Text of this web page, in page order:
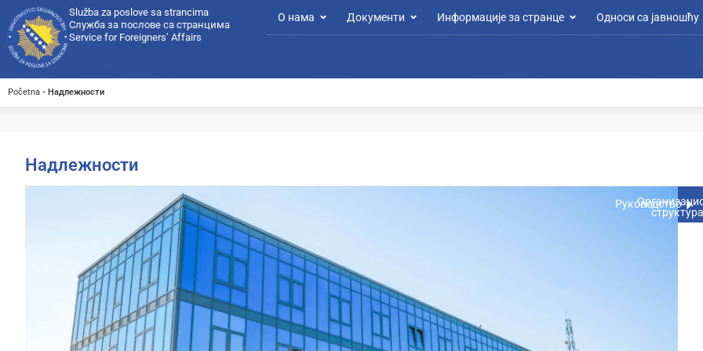
Služba za poslove sa strancima
Служба за послове са странцима
Service for Foreigners’ Affairs
О нама Документи Информације за странце Односи са јавношћу
Početna - Надлежности
Надлежности
Руководство
структура